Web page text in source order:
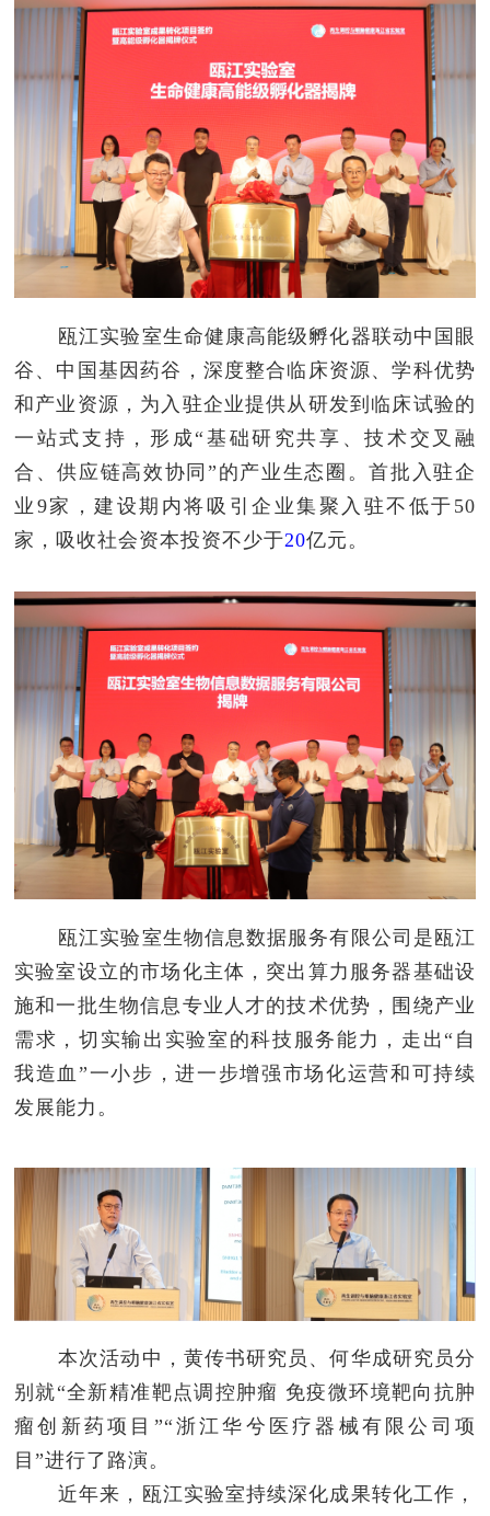
瓯江实验室生命健康高能级孵化器联动中国眼
谷、中国基因药谷，深度整合临床资源、学科优势
和产业资源，为入驻企业提供从研发到临床试验的
一站式支持，形成“基础研究共享、技术交叉融
合、供应链高效协同”的产业生态圈。首批入驻企
业9家，建设期内将吸引企业集聚入驻不低于50
家，吸收社会资本投资不少于20亿元。
瓯江实验室生物信息数据服务有限公司是瓯江
实验室设立的市场化主体，突出算力服务器基础设
施和一批生物信息专业人才的技术优势，围绕产业
需求，切实输出实验室的科技服务能力，走出“自
我造血”一小步，进一步增强市场化运营和可持续
发展能力。
本次活动中，黄传书研究员、何华成研究员分
别就“全新精准靶点调控肿瘤 免疫微环境靶向抗肿
瘤创新药项目”“浙江华兮医疗器械有限公司项
目”进行了路演。
近年来，瓯江实验室持续深化成果转化工作，